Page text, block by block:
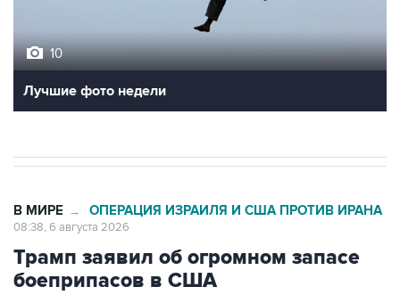
10
Лучшие фото недели
В МИРЕ → ОПЕРАЦИЯ ИЗРАИЛЯ И США ПРОТИВ ИРАНА
08:38, 6 августа 2026
Трамп заявил об огромном запасе
боеприпасов в США